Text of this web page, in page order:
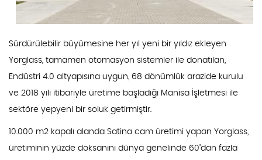
Sürdürülebilir büyümesine her yıl yeni bir yıldız ekleyen
Yorglass, tamamen otomasyon sistemler ile donatılan,
Endüstri 4.0 altyapısına uygun, 68 dönümlük arazide kurulu
ve 2018 yılı itibariyle üretime başladığı Manisa İşletmesi ile
sektöre yepyeni bir soluk getirmiştir.
10.000 m2 kapalı alanda Satina cam üretimi yapan Yorglass,
üretiminin yüzde doksanını dünya genelinde 60’dan fazla